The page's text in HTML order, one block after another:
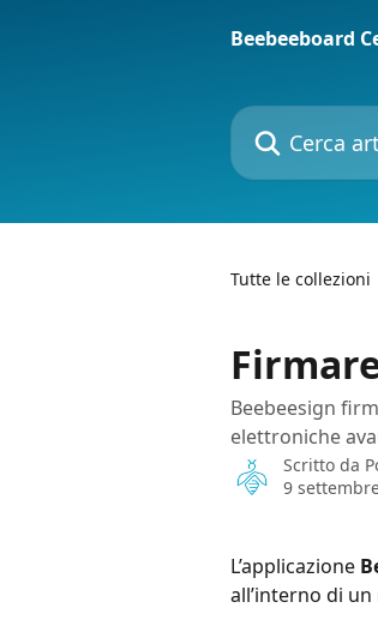
Beebeeboard
Cerca articoli…
Tutte le collezioni
Beebeesign
elettroniche
Scritto da
9
L’applicazione
all’interno di